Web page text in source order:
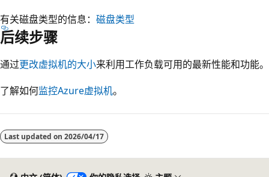
有关磁盘类型的信息： 磁盘类型
后续步骤
通过更改虚拟机的大小来利用工作负载可用的最新性能和功能。
了解如何监控Azure虚拟机。
模
式
Last updated on 2026/04/17